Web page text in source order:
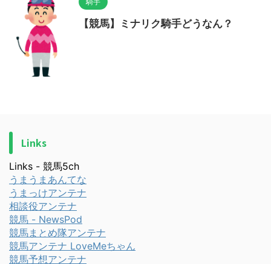
【競馬】ミナリク騎手どうなん？
Links
Links - 競馬5ch
うまうまあんてな
うまっけアンテナ
相談役アンテナ
競馬 - NewsPod
競馬まとめ隊アンテナ
競馬アンテナ LoveMeちゃん
競馬予想アンテナ